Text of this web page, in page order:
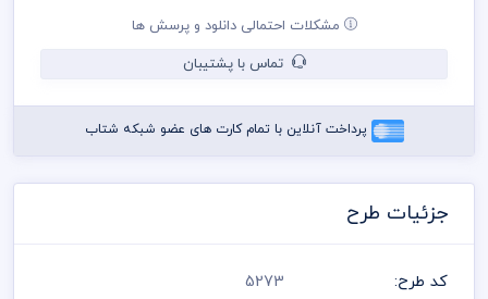
مشکلات احتمالی دانلود و پرسش ها
تماس با پشتیبان
پرداخت آنلاین با تمام کارت های عضو شبکه شتاب
جزئیات طرح
کد طرح:
5273
پنتت رنگی . مد رنگی و کیفیت مناسب عکس و وکتور به عهده خریدار
در طراحی سربرگ از لوگو و نشان های تجاری نمادین استفاده شده
رعایت کلیه قوانین موجود در سایت به عهده خریدار می باشد